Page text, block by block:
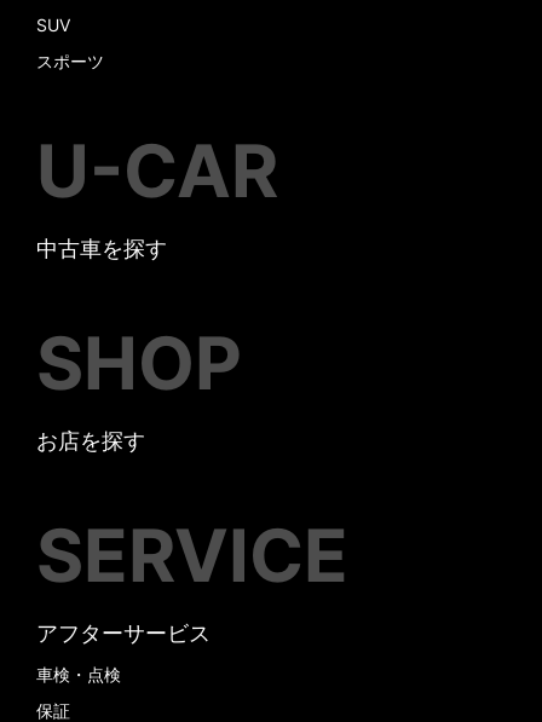
SUV
スポーツ
U-CAR
中古車を探す
SHOP
お店を探す
SERVICE
アフターサービス
車検・点検
保証